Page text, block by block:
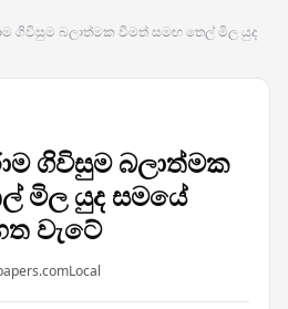
ගිවිසුම බලාත්මක වීමත් සමඟ තෙල් මිල යුද
ගිවිසුම බලාත්මක
මිල යුද සමයේ
වැටේ
Local